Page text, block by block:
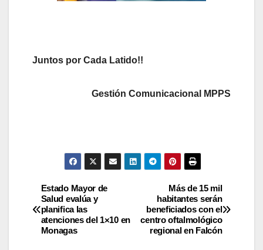
Juntos por Cada Latido!!
Gestión Comunicacional MPPS
Más de 15 mil
habitantes serán
beneficiados con el
centro oftalmológico
regional en Falcón
Estado Mayor de
Salud evalúa y
planifica las
atenciones del 1×10 en
Monagas